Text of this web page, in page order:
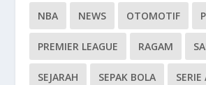
NBA NEWS OTOMOTIF
PREMIER LEAGUE RAGAM
SEJARAH SEPAK BOLA SERIE